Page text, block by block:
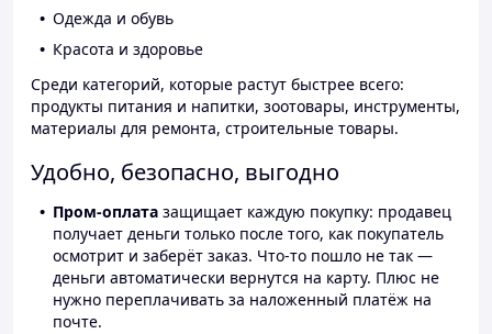
Одежда и обувь
Красота и здоровье
Среди категорий, которые растут быстрее всего:
продукты питания и напитки, зоотовары, инструменты,
материалы для ремонта, строительные товары.
Удобно, безопасно, выгодно
Пром-оплата защищает каждую покупку: продавец
получает деньги только после того, как покупатель
осмотрит и заберёт заказ. Что-то пошло не так —
деньги автоматически вернутся на карту. Плюс не
нужно переплачивать за наложенный платёж на
почте.